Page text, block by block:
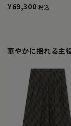
¥69,300 税込
華やかに揺れる主